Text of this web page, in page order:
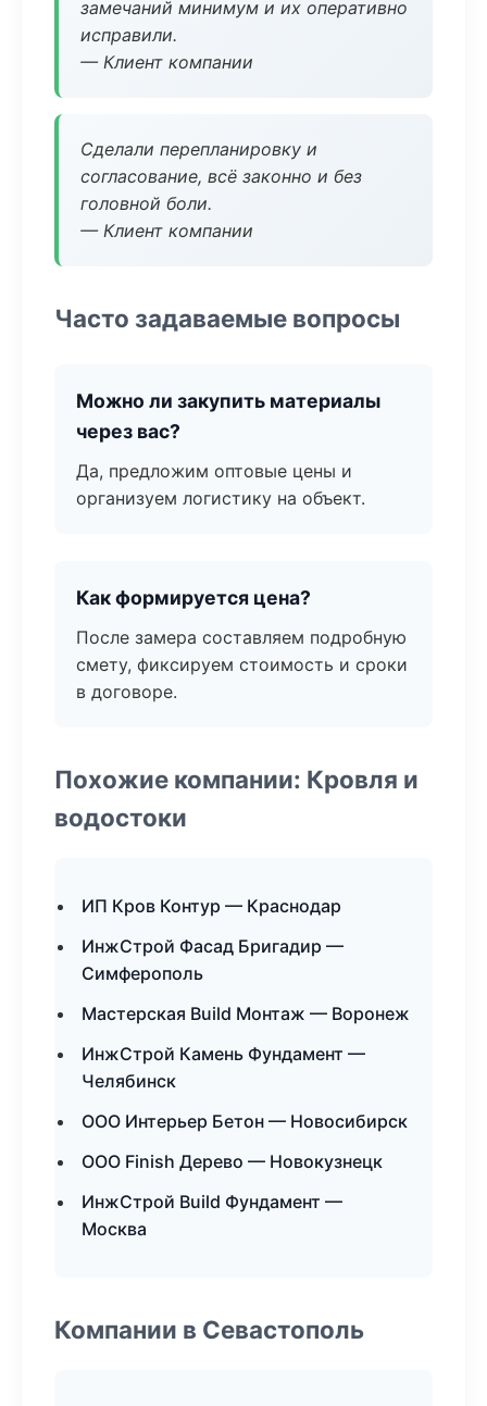
замечаний минимум и их оперативно
исправили.
— Клиент компании
Сделали перепланировку и
согласование, всё законно и без
головной боли.
— Клиент компании
Часто задаваемые вопросы
Можно ли закупить материалы
через вас?
Да, предложим оптовые цены и
организуем логистику на объект.
Как формируется цена?
После замера составляем подробную
смету, фиксируем стоимость и сроки
в договоре.
Похожие компании: Кровля и
водостоки
ИП Кров Контур — Краснодар
ИнжСтрой Фасад Бригадир —
Симферополь
Мастерская Build Монтаж — Воронеж
ИнжСтрой Камень Фундамент —
Челябинск
ООО Интерьер Бетон — Новосибирск
ООО Finish Дерево — Новокузнецк
ИнжСтрой Build Фундамент —
Москва
Компании в Севастополь